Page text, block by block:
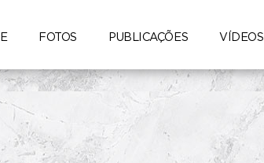
FOTOS PUBLICAÇÕES VÍDEOS
Ed 543 Ago/Set